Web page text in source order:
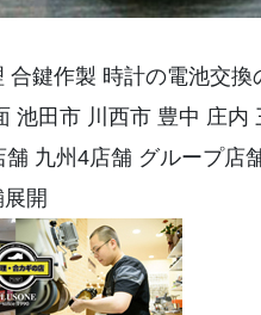
合鍵作製 時計の電池交
池田市 川西市 豊中 庄
九州4店舗 グループ店
開